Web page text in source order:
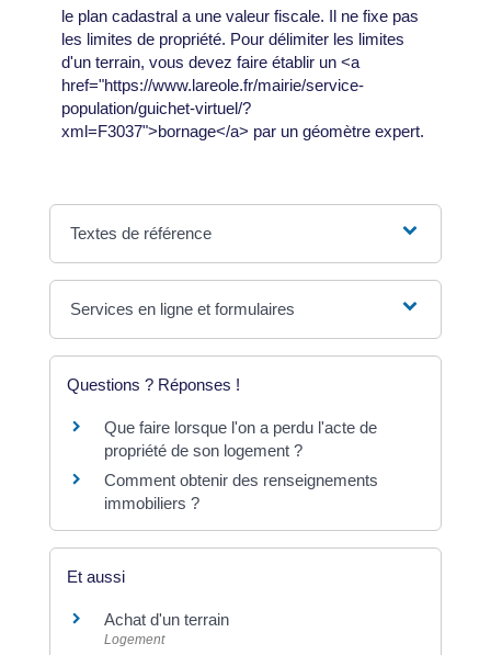
le plan cadastral a une valeur fiscale. Il ne fixe pas
les limites de propriété. Pour délimiter les limites
d'un terrain, vous devez faire établir un <a
href="https://www.lareole.fr/mairie/service-
population/guichet-virtuel/?
xml=F3037">bornage</a> par un géomètre expert.
Textes de référence
Services en ligne et formulaires
Questions ? Réponses !
Que faire lorsque l'on a perdu l'acte de
propriété de son logement ?
Comment obtenir des renseignements
immobiliers ?
Et aussi
Achat d'un terrain
Logement